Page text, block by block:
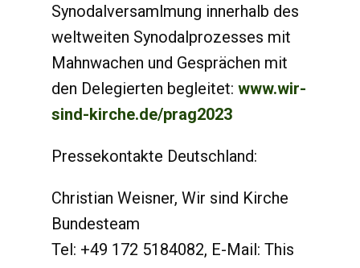
Synodalversamlmung innerhalb des
weltweiten Synodalprozesses mit
Mahnwachen und Gesprächen mit
den Delegierten begleitet: www.wir-
sind-kirche.de/prag2023
Pressekontakte Deutschland:
Christian Weisner, Wir sind Kirche
Bundesteam
Tel: +49 172 5184082, E-Mail: This